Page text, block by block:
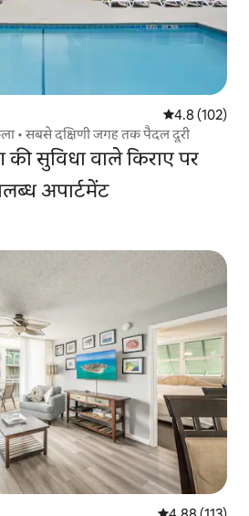
औसत रेटिंग 5 में
4.8 (102)
• सबसे दक्षिणी जगह तक पैदल दूरी
सुविधा वाले किराए पर
अपार्टमेंट